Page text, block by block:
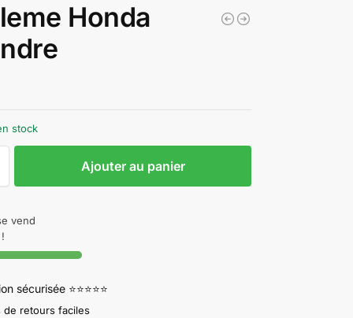
Honda
stock
Ajouter au panier
vend
sécurisée ⭐⭐⭐⭐⭐
de retours faciles